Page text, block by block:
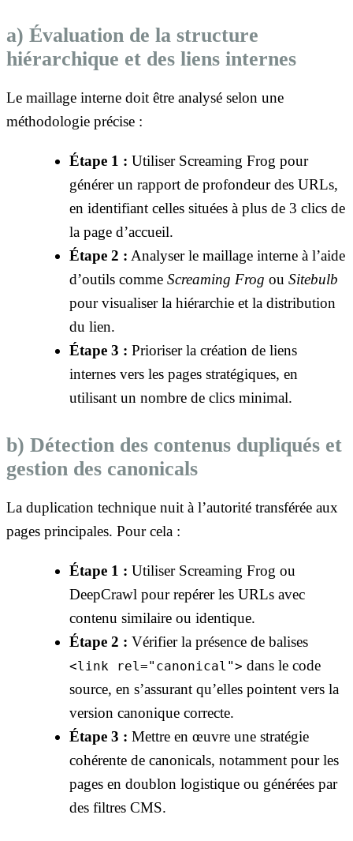
a) Évaluation de la structure
hiérarchique et des liens internes
Le maillage interne doit être analysé selon une
méthodologie précise :
Étape 1 : Utiliser Screaming Frog pour
générer un rapport de profondeur des URLs,
en identifiant celles situées à plus de 3 clics de
la page d’accueil.
Étape 2 : Analyser le maillage interne à l’aide
d’outils comme Screaming Frog ou Sitebulb
pour visualiser la hiérarchie et la distribution
du lien.
Étape 3 : Prioriser la création de liens
internes vers les pages stratégiques, en
utilisant un nombre de clics minimal.
b) Détection des contenus dupliqués et
gestion des canonicals
La duplication technique nuit à l’autorité transférée aux
pages principales. Pour cela :
Étape 1 : Utiliser Screaming Frog ou
DeepCrawl pour repérer les URLs avec
contenu similaire ou identique.
Étape 2 : Vérifier la présence de balises
<link rel="canonical"> dans le code
source, en s’assurant qu’elles pointent vers la
version canonique correcte.
Étape 3 : Mettre en œuvre une stratégie
cohérente de canonicals, notamment pour les
pages en doublon logistique ou générées par
des filtres CMS.